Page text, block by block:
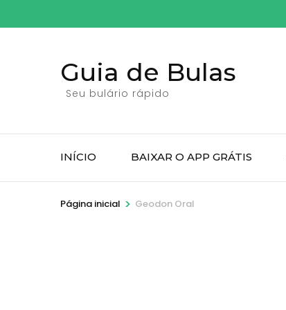
para
Guia de Bulas
Seu bulário rápido
INÍCIO BAIXAR O APP GRÁTIS
Página inicial > Geodon Oral